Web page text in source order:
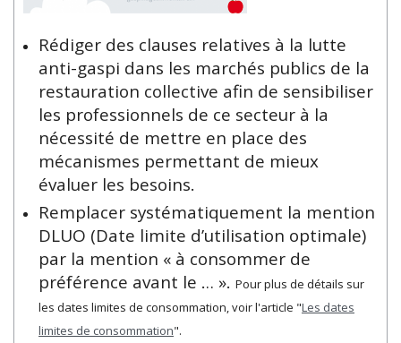
Rédiger des clauses relatives à la lutte
anti-gaspi dans les marchés publics de la
restauration collective afin de sensibiliser
les professionnels de ce secteur à la
nécessité de mettre en place des
mécanismes permettant de mieux
évaluer les besoins.
Remplacer systématiquement la mention
DLUO (Date limite d’utilisation optimale)
par la mention « à consommer de
préférence avant le … ». Pour plus de détails sur
les dates limites de consommation, voir l'article "Les dates
limites de consommation".